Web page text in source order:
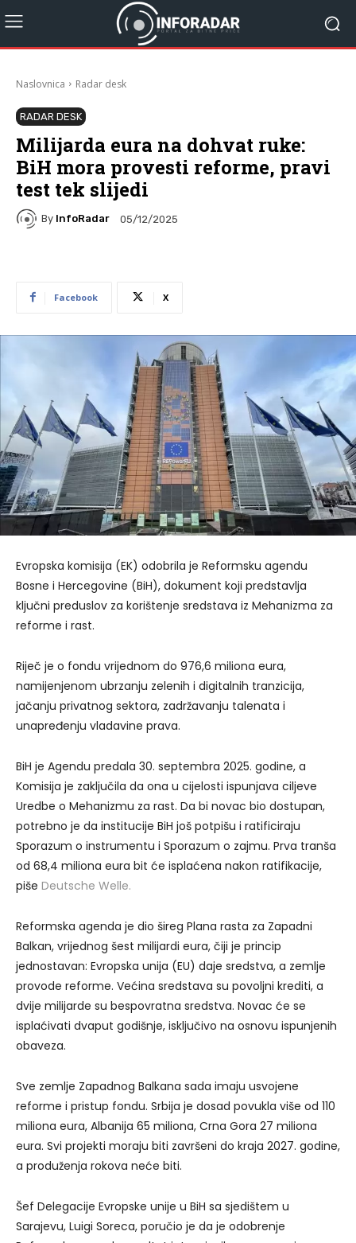
Naslovnica Radar desk
RADAR DESK
Milijarda eura na dohvat ruke:
BiH mora provesti reforme, pravi
test tek slijedi
By InfoRadar 05/12/2025
Facebook X
Evropska komisija (EK) odobrila je Reformsku agendu
Bosne i Hercegovine (BiH), dokument koji predstavlja
ključni preduslov za korištenje sredstava iz Mehanizma za
reforme i rast.
Riječ je o fondu vrijednom do 976,6 miliona eura,
namijenjenom ubrzanju zelenih i digitalnih tranzicija,
jačanju privatnog sektora, zadržavanju talenata i
unapređenju vladavine prava.
BiH je Agendu predala 30. septembra 2025. godine, a
Komisija je zaključila da ona u cijelosti ispunjava ciljeve
Uredbe o Mehanizmu za rast. Da bi novac bio dostupan,
potrebno je da institucije BiH još potpišu i ratificiraju
Sporazum o instrumentu i Sporazum o zajmu. Prva tranša
od 68,4 miliona eura bit će isplaćena nakon ratifikacije,
piše Deutsche Welle.
Reformska agenda je dio šireg Plana rasta za Zapadni
Balkan, vrijednog šest milijardi eura, čiji je princip
jednostavan: Evropska unija (EU) daje sredstva, a zemlje
provode reforme. Većina sredstava su povoljni krediti, a
dvije milijarde su bespovratna sredstva. Novac će se
isplaćivati dvaput godišnje, isključivo na osnovu ispunjenih
obaveza.
Sve zemlje Zapadnog Balkana sada imaju usvojene
reforme i pristup fondu. Srbija je dosad povukla više od 110
miliona eura, Albanija 65 miliona, Crna Gora 27 miliona
eura. Svi projekti moraju biti završeni do kraja 2027. godine,
a produženja rokova neće biti.
Šef Delegacije Evropske unije u BiH sa sjedištem u
Sarajevu, Luigi Soreca, poručio je da je odobrenje